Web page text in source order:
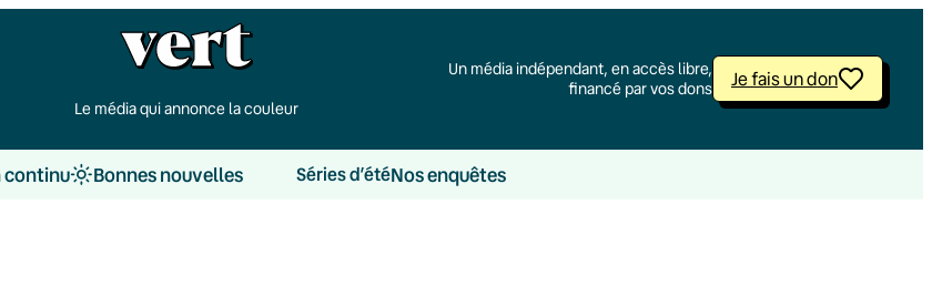
Le média qui annonce la couleur
Un média indépendant, en accès libre,
financé par vos dons
Je fais un don
continu Bonnes nouvelles Séries d’étéNos enquêtes